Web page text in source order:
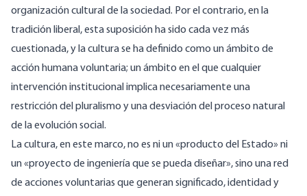
organización cultural de la sociedad. Por el contrario, en la
tradición liberal, esta suposición ha sido cada vez más
cuestionada, y la cultura se ha definido como un ámbito de
acción humana voluntaria; un ámbito en el que cualquier
intervención institucional implica necesariamente una
restricción del pluralismo y una desviación del proceso natural
de la evolución social.
La cultura, en este marco, no es ni un «producto del Estado» ni
un «proyecto de ingeniería que se pueda diseñar», sino una red
de acciones voluntarias que generan significado, identidad y